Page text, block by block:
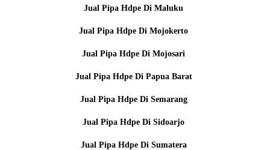
Jual Pipa Hdpe Di Maluku
Jual Pipa Hdpe Di Mojokerto
Jual Pipa Hdpe Di Mojosari
Jual Pipa Hdpe Di Papua Barat
Jual Pipa Hdpe Di Semarang
Jual Pipa Hdpe Di Sidoarjo
Jual Pipa Hdpe Di Sumatera